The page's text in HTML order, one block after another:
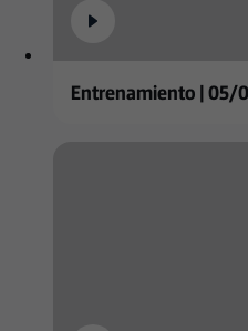
Entrenamiento | 05/